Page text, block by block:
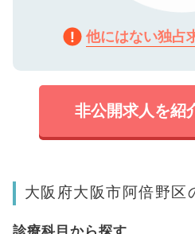
他にはない独占
非公開求人を紹
大阪府大阪市阿倍野区